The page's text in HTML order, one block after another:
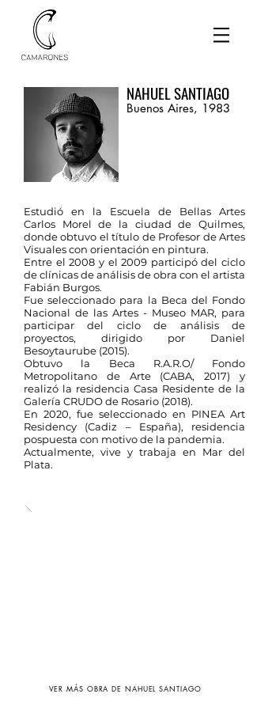
NAHUEL SANTIAGO
Buenos Aires, 1983
Estudió en la Escuela de Bellas Artes
Carlos Morel de la ciudad de Quilmes,
donde obtuvo el título de Profesor de Artes
Visuales con orientación en pintura.
Entre el 2008 y el 2009 participó del ciclo
de clínicas de análisis de obra con el artista
Fabián Burgos.
Fue seleccionado para la Beca del Fondo
Nacional de las Artes - Museo MAR, para
participar del ciclo de análisis de
proyectos, dirigido por Daniel
Besoytaurube (2015).
Obtuvo la Beca R.A.R.O/ Fondo
Metropolitano de Arte (CABA, 2017) y
realizó la residencia Casa Residente de la
Galería CRUDO de Rosario (2018).
En 2020, fue seleccionado en PINEA Art
Residency (Cadiz – España), residencia
pospuesta con motivo de la pandemia.
Actualmente, vive y trabaja en Mar del
Plata.
VER MÁS OBRA DE NAHUEL SANTIAGO